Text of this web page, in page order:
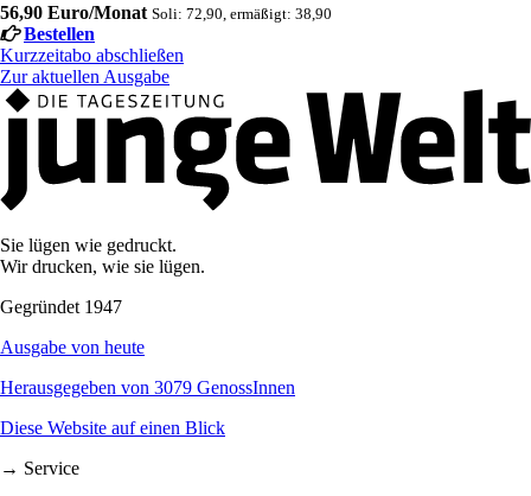
56,90 Euro/Monat Soli: 72,90, ermäßigt: 38,90
Bestellen
Kurzzeitabo abschließen
Zur aktuellen Ausgabe
Sie lügen wie gedruckt.
Wir drucken, wie sie lügen.
Gegründet 1947
Ausgabe von heute
Herausgegeben von 3079 GenossInnen
Diese Website auf einen Blick
→ Service